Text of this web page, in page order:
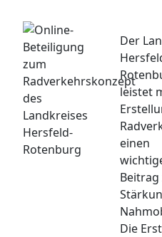
Der
leistet
einen
Die